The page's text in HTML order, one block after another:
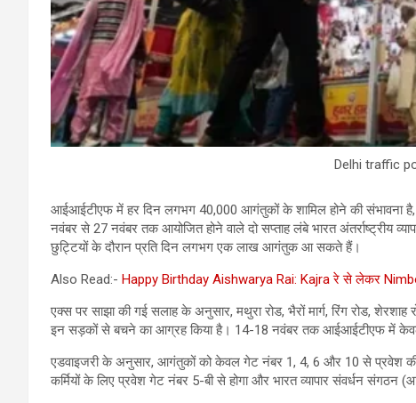
Delhi traffic
आईआईटीएफ में हर दिन लगभग 40,000 आगंतुकों के शामिल होने की संभावना
नवंबर से 27 नवंबर तक आयोजित होने वाले दो सप्ताह लंबे भारत
छुट्टियों के दौरान प्रति दिन लगभग एक लाख आगंतुक आ सकते हैं।
Also Read:- Happy Birthday Aishwarya Rai: Kajra रे से लेकर
एक्स पर साझा की गई सलाह के अनुसार, मथुरा रोड, भैरों मार्ग, रिंग रोड, शेरशाह
इन सड़कों से बचने का आग्रह किया है। 14-18 नवंबर तक आईआईटीएफ में
एडवाइजरी के अनुसार, आगंतुकों को केवल गेट नंबर 1, 4, 6 और 10 से प्रवेश की
कर्मियों के लिए प्रवेश गेट नंबर 5-बी से होगा और भारत व्यापार संवर्धन